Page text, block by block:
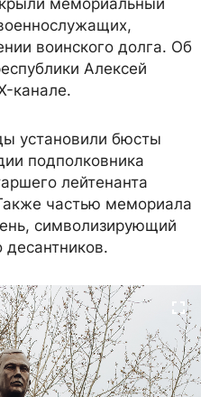
мемориальный
воинского долга. Об
Алексей
канале.
установили бюсты
подполковника
лейтенанта
частью мемориала
символизирующий
десантников.